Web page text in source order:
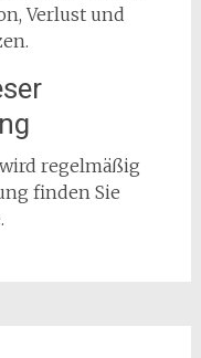
Verlust und
regelmäßig
finden Sie